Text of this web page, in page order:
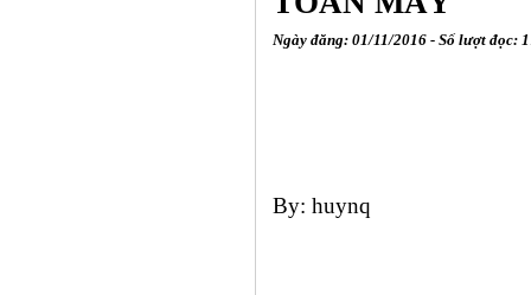
Ngày đăng: 01/11/2016 - Số lượt đọc:
By: huynq